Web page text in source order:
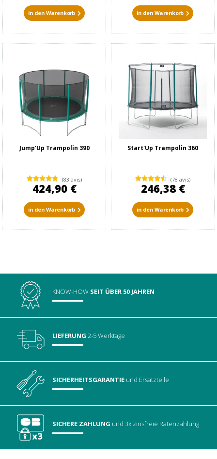
in den Warenkorb in den Warenkorb
Jump’Up Trampolin 390
(83 avis)
424,90 €
in den Warenkorb
Start'Up Trampolin 360
(78 avis)
246,38 €
in den Warenkorb
KNOW-HOW SEIT ÜBER 50 JAHREN
LIEFERUNG 2-5 Werktage
SICHERHEITSGARANTIE und Ersatzteile
SICHERE ZAHLUNG und 3x zinsfreie Ratenzahlung